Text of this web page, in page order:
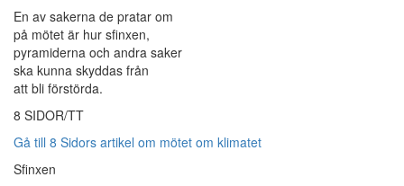
En av sakerna de pratar om
på mötet är hur sfinxen,
pyramiderna och andra saker
ska kunna skyddas från
att bli förstörda.
8 SIDOR/TT
Gå till 8 Sidors artikel om mötet om klimatet
Sfinxen